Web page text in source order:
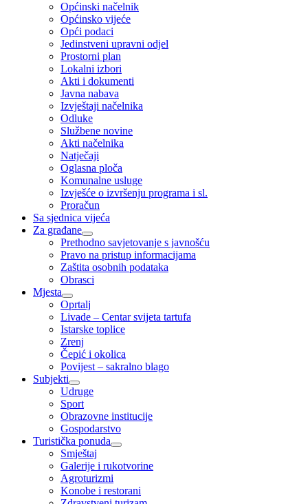
Općinski načelnik
Općinsko vijeće
Opći podaci
Jedinstveni upravni odjel
Prostorni plan
Lokalni izbori
Akti i dokumenti
Javna nabava
Izvještaji načelnika
Odluke
Službene novine
Akti načelnika
Natječaji
Oglasna ploča
Komunalne usluge
Izvješće o izvršenju programa i sl.
Proračun
Sa sjednica vijeća
Za građane
Prethodno savjetovanje s javnošću
Pravo na pristup informacijama
Zaštita osobnih podataka
Obrasci
Mjesta
Oprtalj
Livade – Centar svijeta tartufa
Istarske toplice
Zrenj
Čepić i okolica
Povijest – sakralno blago
Subjekti
Udruge
Sport
Obrazovne institucije
Gospodarstvo
Turistička ponuda
Smještaj
Galerije i rukotvorine
Agroturizmi
Konobe i restorani